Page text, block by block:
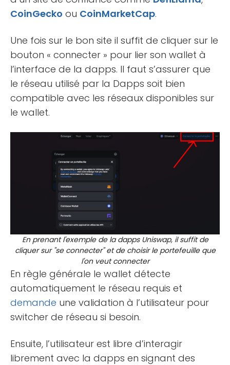
CoinGecko ou CoinMarketCap.
Une fois sur le bon site il suffit de cliquer sur le
bouton « connecter » pour lier son wallet à
l’interface de la dapps. Il faut s’assurer que
le réseau utilisé par la Dapps soit bien
compatible avec les réseaux disponibles sur
le wallet.
En prenant l'exemple de la dapps Uniswap, il suffit de
cliquer sur "se connecter" et de choisir le portefeuille que
l'on veut connecter
En règle générale le wallet détecte
automatiquement le réseau requis et
demande une validation à l’utilisateur pour
switcher de réseau si besoin.
Ensuite, l’utilisateur est libre d’interagir
librement avec la dapps en signant des